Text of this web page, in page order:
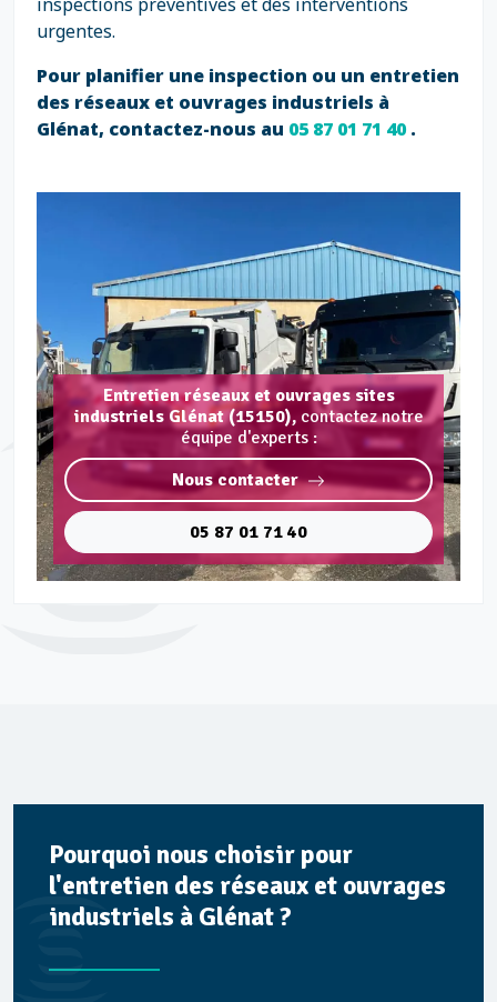
urgentes.
Pour planifier une inspection ou un entretien
des réseaux et ouvrages industriels à
Glénat, contactez-nous au 05 87 01 71 40.
Entretien réseaux et ouvrages sites
industriels Glénat (15150), contactez notre
équipe d'experts :
Nous contacter
05 87 01 71 40
Pourquoi nous choisir pour
l'entretien des réseaux et ouvrages
industriels à Glénat ?